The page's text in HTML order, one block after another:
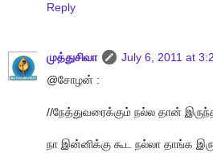
Reply
முத்துசிவா
July 6, 2011 at
@சோழன் :
//நேத்துவரைக்கும் நல்ல தான்
நா இன்னிக்கு கூட நல்லா தாங்க